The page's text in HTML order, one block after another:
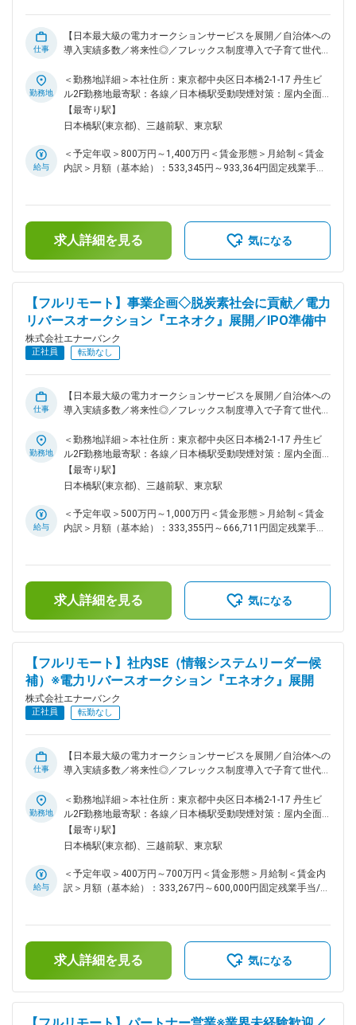
きます。 ・電力業界の構造課題に対し、営業戦略からアプロ
ーチできるポジションです。 ・成長中の主力事業と新規事
える仕組みづくりを主導できます。 ■オンボーディング： ・
入社後は、業界動向や自社プロダクトの提供価値について集中
的なインプット期間を設けています。 ・既存プロジェクトへ
の同席を通じてスムーズに業務にキャッチアップ可能です。
・ご経験に応じて裁量の範囲やリード領域を調整しながら、段
階的に独り立ちを支援します。 変更の範囲：会社の定める業
務
仕事
【日本最大級の電力オークションサービスを展開／自治体への
導入実績多数／将来性◎／フレックス制度導入で子育て世代活
採用されることで公平公正のブランディングのもと、プロダク
ト・サービスのPMF完了に伴い事業がスケールしております。
事業は急速にスケールし、現在はT2D3に沿った成長戦略の中
でIPO準備フェーズに突入しています。このスケーラビリティ
ン全体を統括する【COO（候補含む）】をお迎えしたいと考
えています。 ◇COOに求めるのは、経営陣の一員として事業
ミッションを担っていただきます。 ■ミッション： ◇脱炭素×
テクノロジー領域におけるBtoB SaaS／Marketplaceの事業運
営を、戦略から実行まで一気通貫で推進 ◇複数のプロダクトラ
インをまたぐオペレーションの設計・改善 ◇IPO前後に向けた
ョン視点のインサイト提供 ■具体的な業務内容： ◇PL計画の責
任を持ち、事業計画達成のための戦略立案 ◇事業グロースのた
めのKPI策定・モニタリングと改善 ◇各事業部の戦略遂行サポ
ートおよび推進体制の構築 ◇セールス／PM／マーケティング
／カスタマーサクセス等の各部門横断オペレーション設計 ◇オ
ペレーション課題の特定と改善PDCA（例：受発注フロー、レ
に基づくリソース配分最適化 ◇経営層への経営アジェンダの共
有とアクション実行 ◇IPO準備に関わる業務支援（内部統制の
勤務地
＜勤務地詳細＞本社住所：東京都中央区日本橋2-1-17 丹生ビ
ル2F勤務地最寄駅：各線／日本橋駅受動喫煙対策：屋内全面
禁煙変更の範囲：会社の定める事業所（リモートワーク含む）
【最寄り駅】
日本橋駅(東京都)、三越前駅、東京駅
給与
＜予定年収＞800万円～1,400万円＜賃金形態＞月給制＜賃金
内訳＞月額（基本給）：533,345円～933,364円固定残業手当/
有＜給与補足＞※現在年収を考慮しつつ、当社グレード制度を
加味して決定します。■SO付与あり賃金はあくまでも目安の金
額であり、選考を通じて上下する可能性があります。月給(月
求人詳細を見る 気になる
【フルリモート】事業企画◇脱炭素社会に貢献／電力
リバースオークション『エネオク』展開／IPO準備中
株式会社エナーバンク
正社員 転勤なし
仕事
【日本最大級の電力オークションサービスを展開／自治体への
導入実績多数／将来性◎／フレックス制度導入で子育て世代活
スオークション「エネオク」を軸に事業拡大を続ける当社。プ
ロダクトはすでにPMFを完了し、T2D3モデルに沿ったスケー
ルフェーズに突入。IPO準備も本格化する今、事業とプロダク
トの間を繋ぎながら“成長の起点”を生み出す【事業企画／プロ
ン： このポジションでは、単なる企画立案や数値管理に留ま
らず、事業グロースの設計とプロダクト開発の上流工程（要件
ます。 また、複数の新規事業を予定しており、その設計～立
ち上げを一気通貫で担っていただくことを想定しております。
■具体的な業務内容： ◇プロダクト／事業別の成長戦略設計、
ロードマップ策定 ◇プロダクトの新機能・改善企画における要
ーションに基づいた機能設計や仮説構築 ◇テックチーム（エン
ジニア・デザイナー）と連携した開発ディレクション ◇プロダ
クト横断のKPI設計とデータ分析、改善施策の推進 ◇クロスセ
ル・アライアンス戦略の設計と実行（例：エネオク×グリーン
チケット連携など） ◇新規事業・サービスの立ち上げにおける
リサーチ、PoC設計、市場仮説検証 ■ポジションの魅力： ◇事
機能開発を主導します。 ◇脱炭素という社会性の高いテーマ
で、大規模な社会インフラを動かす実感があります。 ◇PMF済
迎条件： 別途記載の必須条件に併せ、以下経験等をお持ちの
方は歓迎です。 ◇電力、エネルギー業界に関する知見や業界ネ
ットワーク ◇データドリブンな改善提案、KPI設計の経験
◇SaaSやBtoB/BtoGプロダクトにおけるプロダクトグロース経
験 ◇ユーザーリサーチ、ユーザーインタビューの設計経験 変
更の範囲：会社の定める業務
勤務地
＜勤務地詳細＞本社住所：東京都中央区日本橋2-1-17 丹生ビ
ル2F勤務地最寄駅：各線／日本橋駅受動喫煙対策：屋内全面
禁煙変更の範囲：会社の定める事業所（リモートワーク含む）
【最寄り駅】
日本橋駅(東京都)、三越前駅、東京駅
給与
＜予定年収＞500万円～1,000万円＜賃金形態＞月給制＜賃金
内訳＞月額（基本給）：333,355円～666,711円固定残業手当/
＜給与補足＞※現在年収を考慮しつつ、当社グレード制度を加
味して決定します。■SO付与あり賃金はあくまでも目安の金額
であり、選考を通じて上下する可能性があります。月給(月額)
求人詳細を見る 気になる
【フルリモート】社内SE（情報システムリーダー候
補）※電力リバースオークション『エネオク』展開
株式会社エナーバンク
正社員 転勤なし
仕事
【日本最大級の電力オークションサービスを展開／自治体への
導入実績多数／将来性◎／フレックス制度導入で子育て世代活
クション「エネオク」を中心に、脱炭素・電力DX領域で複数
のプロダクトを展開。シリーズBの資金調達を終え、事業・組
織ともに急拡大中、IPO準備に入りつつあります。 本ポジショ
ンでは、全社の業務基盤を支えるコーポレートIT／情シス領域
化だけでなく、IPO準備に向けたIT統制・セキュリティ対策な
ど、今後の成長に不可欠な基盤づくりに取り組んでいただきま
・SharePoint／Slack／Notion等のツール類の最適化と管理 ・
PC／ライセンス／アカウントなどのIT資産管理 ・社内ネット
ワーク／セキュリティ環境の構築／運用 ・社内ヘルプデスク
（問い合わせ対応） ▼企画・推進・改善 ・全社横断のITロー
化 ・社内業務フローのIT化／DX推進 ・社内ポータルや情報共
有基盤の整備・運用 ▼IPO準備に関連する付帯業務 ・情報セ
勤務地
＜勤務地詳細＞本社住所：東京都中央区日本橋2-1-17 丹生ビ
ル2F勤務地最寄駅：各線／日本橋駅受動喫煙対策：屋内全面
禁煙変更の範囲：会社の定める事業所（リモートワーク含む）
【最寄り駅】
日本橋駅(東京都)、三越前駅、東京駅
給与
＜予定年収＞400万円～700万円＜賃金形態＞月給制＜賃金内
訳＞月額（基本給）：333,267円～600,000円固定残業手当/
＜給与補足＞※現在年収を考慮しつつ、当社グレード制度を加
味して決定します。■SO付与あり賃金はあくまでも目安の金額
であり、選考を通じて上下する可能性があります。月給(月額)
求人詳細を見る 気になる